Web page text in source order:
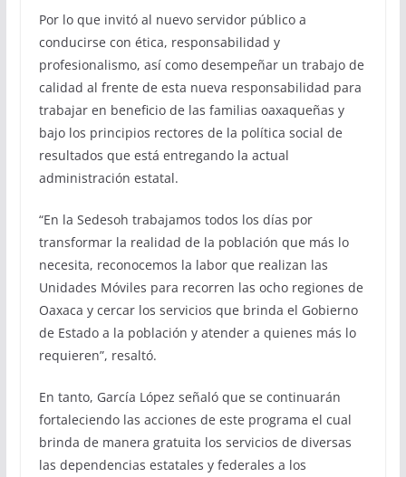
Por lo que invitó al nuevo servidor público a
conducirse con ética, responsabilidad y
profesionalismo, así como desempeñar un trabajo de
calidad al frente de esta nueva responsabilidad para
trabajar en beneficio de las familias oaxaqueñas y
bajo los principios rectores de la política social de
resultados que está entregando la actual
administración estatal.
“En la Sedesoh trabajamos todos los días por
transformar la realidad de la población que más lo
necesita, reconocemos la labor que realizan las
Unidades Móviles para recorren las ocho regiones de
Oaxaca y cercar los servicios que brinda el Gobierno
de Estado a la población y atender a quienes más lo
requieren”, resaltó.
En tanto, García López señaló que se continuarán
fortaleciendo las acciones de este programa el cual
brinda de manera gratuita los servicios de diversas
las dependencias estatales y federales a los